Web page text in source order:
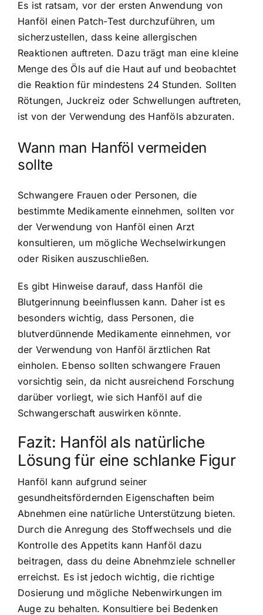
Es ist ratsam, vor der ersten Anwendung von
Hanföl einen Patch-Test durchzuführen, um
sicherzustellen, dass keine allergischen
Reaktionen auftreten. Dazu trägt man eine kleine
Menge des Öls auf die Haut auf und beobachtet
die Reaktion für mindestens 24 Stunden. Sollten
Rötungen, Juckreiz oder Schwellungen auftreten,
ist von der Verwendung des Hanföls abzuraten.
Wann man Hanföl vermeiden
sollte
Schwangere Frauen oder Personen, die
bestimmte Medikamente einnehmen, sollten vor
der Verwendung von Hanföl einen Arzt
konsultieren, um mögliche Wechselwirkungen
oder Risiken auszuschließen.
Es gibt Hinweise darauf, dass Hanföl die
Blutgerinnung beeinflussen kann. Daher ist es
besonders wichtig, dass Personen, die
blutverdünnende Medikamente einnehmen, vor
der Verwendung von Hanföl ärztlichen Rat
einholen. Ebenso sollten schwangere Frauen
vorsichtig sein, da nicht ausreichend Forschung
darüber vorliegt, wie sich Hanföl auf die
Schwangerschaft auswirken könnte.
Fazit: Hanföl als natürliche
Lösung für eine schlanke Figur
Hanföl kann aufgrund seiner
gesundheitsfördernden Eigenschaften beim
Abnehmen eine natürliche Unterstützung bieten.
Durch die Anregung des Stoffwechsels und die
Kontrolle des Appetits kann Hanföl dazu
beitragen, dass du deine Abnehmziele schneller
erreichst. Es ist jedoch wichtig, die richtige
Dosierung und mögliche Nebenwirkungen im
Auge zu behalten. Konsultiere bei Bedenken